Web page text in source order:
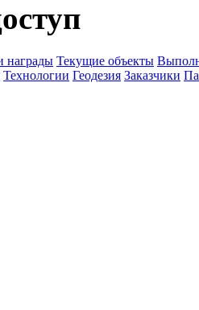
награды Текущие объекты
Технологии Геодезия Заказчики